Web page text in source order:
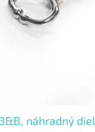
náhradný